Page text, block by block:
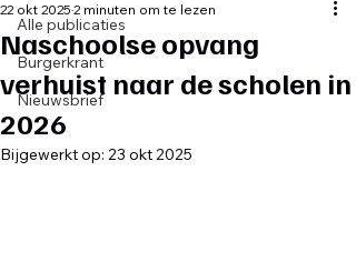
Alle publicaties
Burgerkrant
Nieuwsbrief
Naschoolse opvang
verhuist naar de scholen in
2026
22 okt 2025 2 minuten om te lezen
Bijgewerkt op: 23 okt 2025